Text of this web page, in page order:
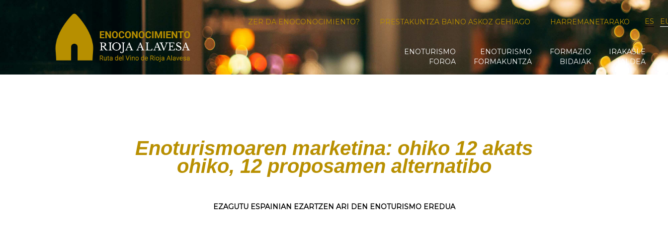
ZER DA ENOCONOCIMIENTO? PRESTAKUNTZA BAINO ASKOZ GEHIAGO HARREMANETARAKO ES
ENOTURISMO
FOROA
ENOTURISMO
FORMAKUNTZA
FORMAZIO
BIDAIAK
IRAKASLE
TALDEA
Enoturismoaren marketina: ohiko 12 akats
ohiko, 12 proposamen alternatibo
EZAGUTU ESPAINIAN EZARTZEN ARI DEN ENOTURISMO EREDUA